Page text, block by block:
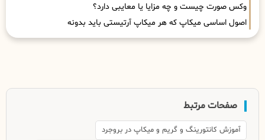
وکس صورت چیست و چه مزایا یا معایبی دارد؟
اصول اساسی میکاپ که هر میکاپ آرتیستی باید بدونه
صفحات مرتبط
آموزش کانتورینگ و گریم و میکاپ در بروجرد